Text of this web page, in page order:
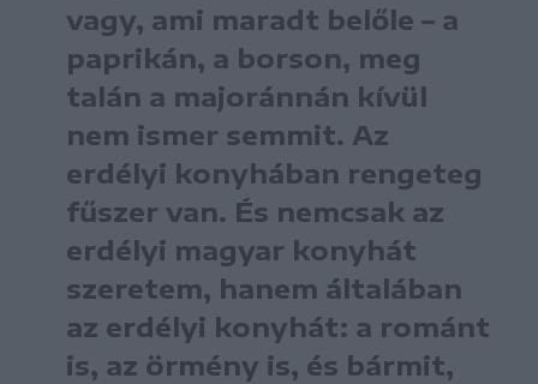
vagy, ami maradt belőle – a
paprikán, a borson, meg
talán a majoránnán kívül
nem ismer semmit. Az
erdélyi konyhában rengeteg
fűszer van. És nemcsak az
erdélyi magyar konyhát
szeretem, hanem általában
az erdélyi konyhát: a románt
is, az örmény is, és bármit,